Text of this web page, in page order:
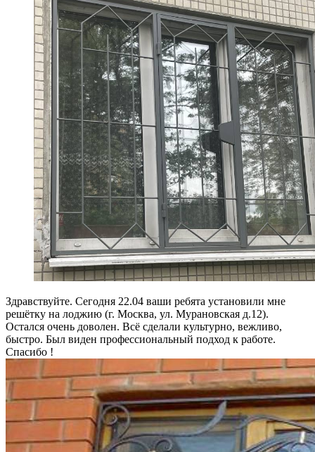
Здравствуйте. Сегодня 22.04 ваши ребята установили мне
решётку на лоджию (г. Москва, ул. Мурановская д.12).
Остался очень доволен. Всё сделали культурно, вежливо,
быстро. Был виден профессиональный подход к работе.
Спасибо !